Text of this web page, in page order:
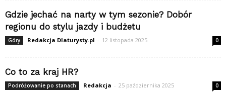
Gdzie jechać na narty w tym sezonie? Dobór
regionu do stylu jazdy i budżetu
Góry Redakcja Dlaturysty.pl - 12 listopada 2025 0
Co to za kraj HR?
Podróżowanie po stanach Redakcja - 25 października 2025 0